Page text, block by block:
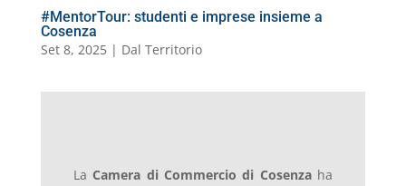
#MentorTour: studenti e imprese insieme a
Cosenza
Set 8, 2025| Dal Territorio
La Camera di Commercio di Cosenzaha